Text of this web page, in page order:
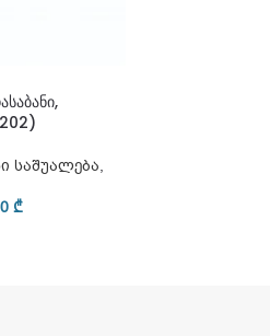
საშუალება,
₾